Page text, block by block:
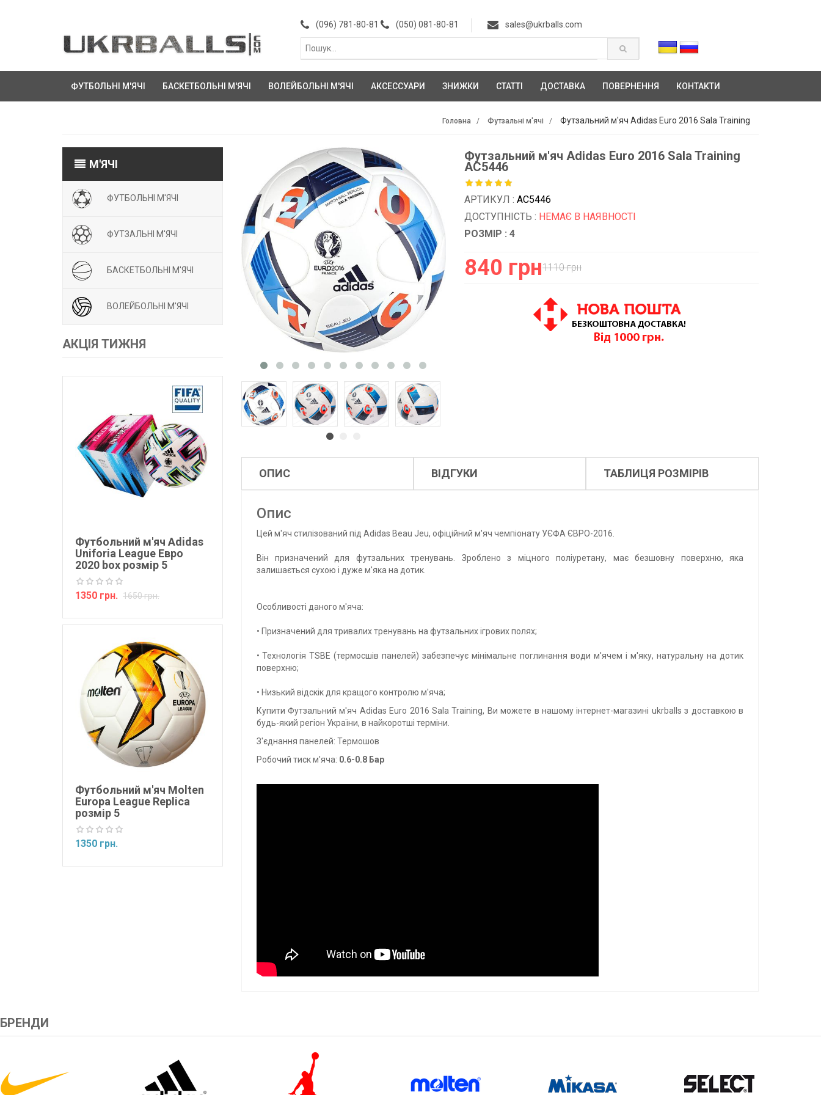
(096) 781-80-81 (050) 081-80-81 sales@ukrballs.com
ФУТБОЛЬНІ М'ЯЧІ БАСКЕТБОЛЬНІ М'ЯЧІ ВОЛЕЙБОЛЬНІ М'ЯЧІ АКСЕССУАРИ ЗНИЖКИ СТАТТІ ДОСТАВКА ПОВЕРНЕННЯ КОНТАКТИ
Головна Футзальні м'ячі Футзальний м'яч Adidas Euro 2016 Sala Training
М'ЯЧІ
ФУТБОЛЬНІ М'ЯЧІ
ФУТЗАЛЬНІ М'ЯЧІ
БАСКЕТБОЛЬНІ М'ЯЧІ
ВОЛЕЙБОЛЬНІ М'ЯЧІ
АКЦІЯ ТИЖНЯ
Футбольний м'яч Adidas
Uniforia League Евро
2020 box розмір 5
1350 грн. 1650 грн.
Футбольний м'яч Molten
Europa League Replica
розмір 5
1350 грн.
Футзальний м'яч Adidas Euro 2016 Sala Training
AC5446
АРТИКУЛ :AC5446
ДОСТУПНІСТЬ : НЕМАЄ В НАЯВНОСТІ
РОЗМІР : 4
840 грн1110 грн
ОПИС ВІДГУКИ ТАБЛИЦЯ РОЗМІРІВ
Опис
Цей м'яч стилізований під Adidas Beau Jeu, офіційний м'яч чемпіонату УЄФА ЄВРО-2016.
Він призначений для футзальних тренувань. Зроблено з міцного поліуретану, має безшовну поверхню, яка
залишається сухою і дуже м'яка на дотик.
Особливості даного м'яча:
• Призначений для тривалих тренувань на футзальних ігрових полях;
• Технологія TSBE (термосшів панелей) забезпечує мінімальне поглинання води м'ячем і м'яку, натуральну на дотик
поверхню;
• Низький відскік для кращого контролю м'яча;
Купити Футзальний м'яч Adidas Euro 2016 Sala Training, Ви можете в нашому інтернет-магазині ukrballs з доставкою в
будь-який регіон України, в найкоротші терміни.
З'єднання панелей: Термошов
Робочий тиск м'яча: 0.6-0.8 Бар
БРЕНДИ